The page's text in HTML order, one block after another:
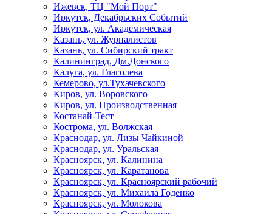
Ижевск, ТЦ "Мой Порт"
Иркутск, Декабрьских Событий
Иркутск, ул. Академическая
Казань, ул. Журналистов
Казань, ул. Сибирский тракт
Калининград, Дм.Донского
Калуга, ул. Глаголева
Кемерово, ул.Тухачевского
Киров, ул. Воровского
Киров, ул. Производственная
Костанай-Тест
Кострома, ул. Волжская
Краснодар, ул. Лизы Чайкиной
Краснодар, ул. Уральская
Красноярск, ул. Калинина
Красноярск, ул. Каратанова
Красноярск, ул. Красноярский рабочий
Красноярск, ул. Михаила Годенко
Красноярск, ул. Молокова